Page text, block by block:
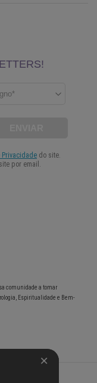
comunidade a tomar
Espiritualidade e Bem-